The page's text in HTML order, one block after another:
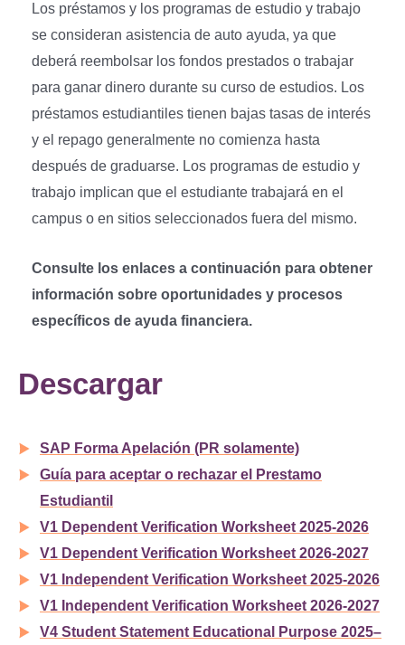
Los préstamos y los programas de estudio y trabajo
se consideran asistencia de auto ayuda, ya que
deberá reembolsar los fondos prestados o trabajar
para ganar dinero durante su curso de estudios. Los
préstamos estudiantiles tienen bajas tasas de interés
y el repago generalmente no comienza hasta
después de graduarse. Los programas de estudio y
trabajo implican que el estudiante trabajará en el
campus o en sitios seleccionados fuera del mismo.
Consulte los enlaces a continuación para obtener
información sobre oportunidades y procesos
específicos de ayuda financiera.
Descargar
SAP Forma Apelación (PR solamente)
Guía para aceptar o rechazar el Prestamo
Estudiantil
V1 Dependent Verification Worksheet 2025-2026
V1 Dependent Verification Worksheet 2026-2027
V1 Independent Verification Worksheet 2025-2026
V1 Independent Verification Worksheet 2026-2027
V4 Student Statement Educational Purpose 2025–